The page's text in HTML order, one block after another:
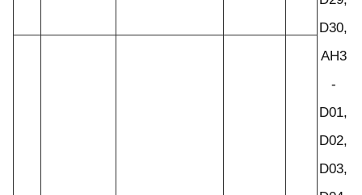
D30,
AH3
-
D01,
D02,
D03,